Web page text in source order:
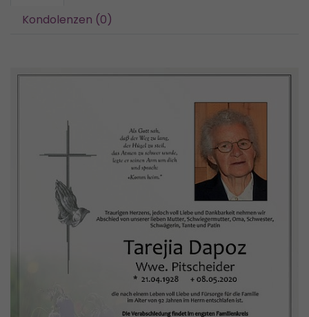
Kondolenzen (0)